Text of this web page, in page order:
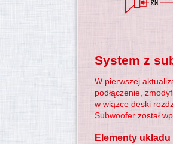
System z
W pierwszej
podłączenie,
w wiązce deski
Subwoofer został
Elementy układu